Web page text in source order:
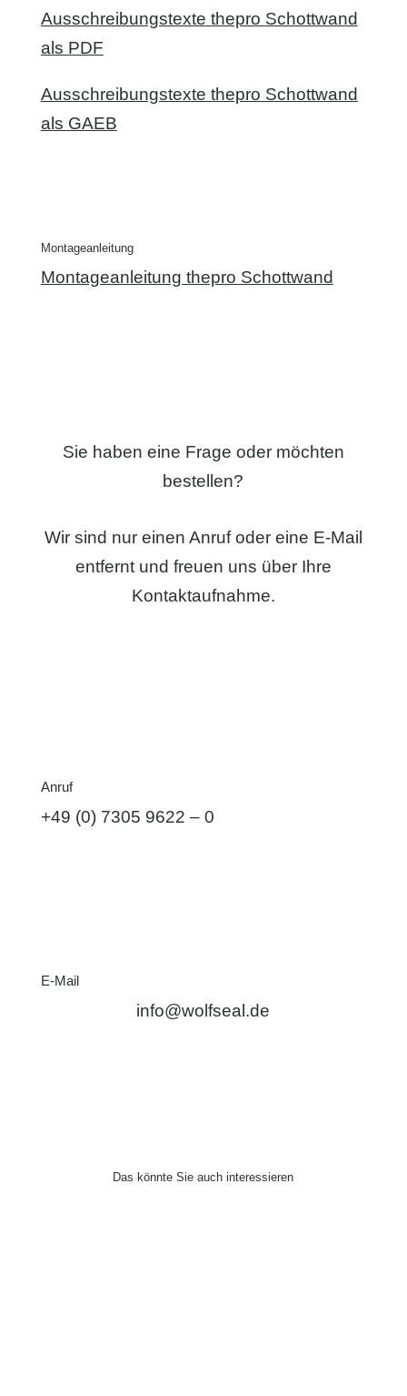
Ausschreibungstexte thepro Schottwand
als PDF
Ausschreibungstexte thepro Schottwand
als GAEB
Montageanleitung
Montageanleitung thepro Schottwand
Sie haben eine Frage oder möchten
bestellen?
Wir sind nur einen Anruf oder eine E-Mail
entfernt und freuen uns über Ihre
Kontaktaufnahme.
Anruf
+49 (0) 7305 9622 – 0
E-Mail
info@wolfseal.de
Das könnte Sie auch interessieren